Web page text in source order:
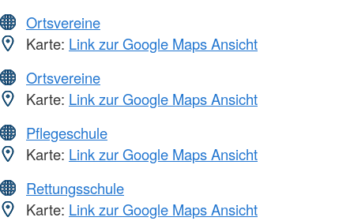
Ortsvereine
Karte: Link zur Google Maps Ansicht
Ortsvereine
Karte: Link zur Google Maps Ansicht
Pflegeschule
Karte: Link zur Google Maps Ansicht
Rettungsschule
Karte: Link zur Google Maps Ansicht